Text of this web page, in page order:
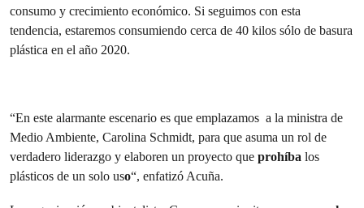
consumo y crecimiento económico. Si seguimos con esta
tendencia, estaremos consumiendo cerca de 40 kilos sólo de basura
plástica en el año 2020.
“En este alarmante escenario es que emplazamos a la ministra de
Medio Ambiente, Carolina Schmidt, para que asuma un rol de
verdadero liderazgo y elaboren un proyecto que prohíba los
plásticos de un solo uso“, enfatizó Acuña.